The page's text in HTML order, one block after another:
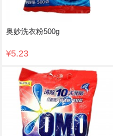
奥妙洗衣粉500g
¥5.23